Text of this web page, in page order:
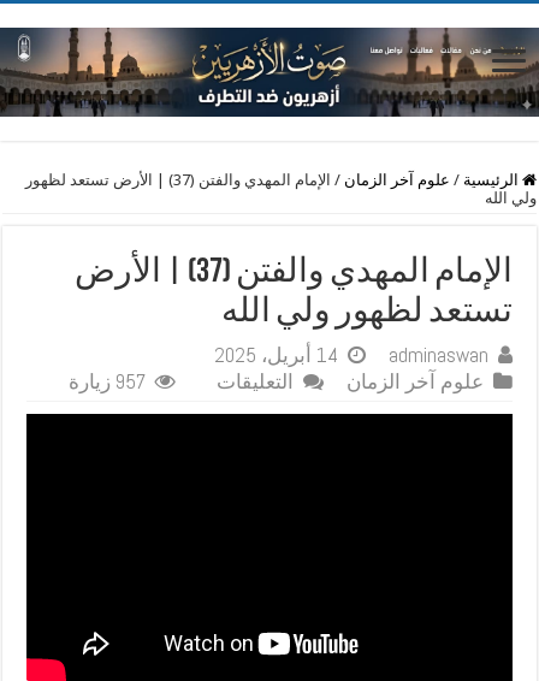
الرئيسية / علوم آخر الزمان /
الإمام المهدي والفتن (37) | الأرض تستعد لظهور
ولي الله
الإمام المهدي والفتن (37) | الأرض
تستعد لظهور ولي الله
adminaswan
14 أبريل، 2025
علوم آخر الزمان
التعليقات
الله
957 زيارة